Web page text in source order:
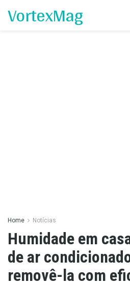
VortexMag
Home Notícias
Humidade em
de ar
removê-la com